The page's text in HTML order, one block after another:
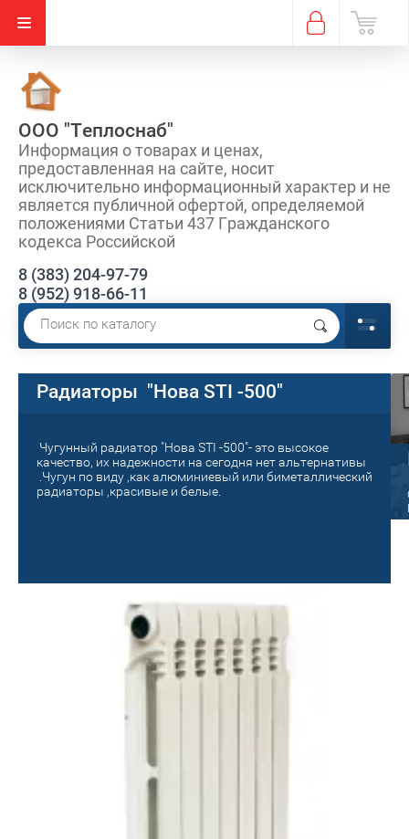
ООО "Теплоснаб"
Информация о товарах и ценах,
предоставленная на сайте, носит
исключительно информационный характер и не
является публичной офертой, определяемой
положениями Статьи 437 Гражданского
кодекса Российской
8 (383) 204-97-79
8 (952) 918-66-11
Радиаторы "Нова STI -500"
Чугунный радиатор "Нова STI -500"- это высокое
качество, их надежности на сегодня нет альтернативы
.Чугун по виду ,как алюминиевый или биметаллический
радиаторы ,красивые и белые.
Старый на новый!
Поменяй на новое отопление! Сделай